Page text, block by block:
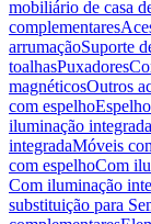
mobiliário de casa
complementares
arrumaçãoSuporte
toalhasPuxadores
magnéticosOutros
com espelhoEspelho
iluminação integrada
integradaMóveis
com espelhoCom
Com iluminação
substituição para